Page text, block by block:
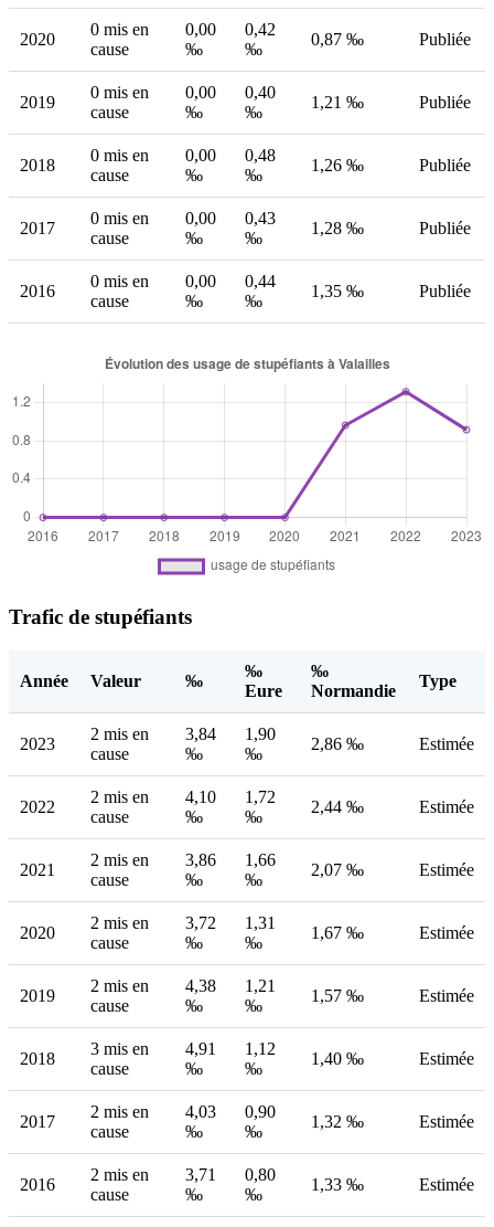
2020
0 mis en
cause
0,00
‰
0,42
‰
0,87 ‰ Publiée
2019
0 mis en
cause
0,00
‰
0,40
‰
1,21 ‰ Publiée
2018
0 mis en
cause
0,00
‰
0,48
‰
1,26 ‰ Publiée
2017
0 mis en
cause
0,00
‰
0,43
‰
1,28 ‰ Publiée
2016
0 mis en
cause
0,00
‰
0,44
‰
1,35 ‰ Publiée
Trafic de stupéfiants
Année Valeur ‰
‰
Eure
‰
Normandie
Type
2023
2 mis en
cause
3,84
‰
1,90
‰
2,86 ‰ Estimée
2022
2 mis en
cause
4,10
‰
1,72
‰
2,44 ‰ Estimée
2021
2 mis en
cause
3,86
‰
1,66
‰
2,07 ‰ Estimée
2020
2 mis en
cause
3,72
‰
1,31
‰
1,67 ‰ Estimée
2019
2 mis en
cause
4,38
‰
1,21
‰
1,57 ‰ Estimée
2018
3 mis en
cause
4,91
‰
1,12
‰
1,40 ‰ Estimée
2017
2 mis en
cause
4,03
‰
0,90
‰
1,32 ‰ Estimée
2016
2 mis en
cause
3,71
‰
0,80
‰
1,33 ‰ Estimée